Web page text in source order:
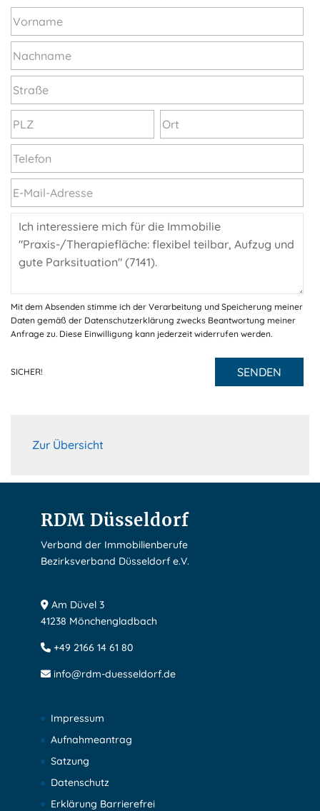
Mit dem Absenden stimme ich der Verarbeitung und Speicherung meiner
Daten gemäß der Datenschutzerklärung zwecks Beantwortung meiner
Anfrage zu. Diese Einwilligung kann jederzeit widerrufen werden.
SICHER! SENDEN
Zur Übersicht
RDM Düsseldorf
Verband der Immobilienberufe
Bezirksverband Düsseldorf e.V.
Am Düvel 3
41238 Mönchengladbach
+49 2166 14 61 80
info@rdm-duesseldorf.de
Impressum
Aufnahmeantrag
Satzung
Datenschutz
Erklärung Barrierefrei